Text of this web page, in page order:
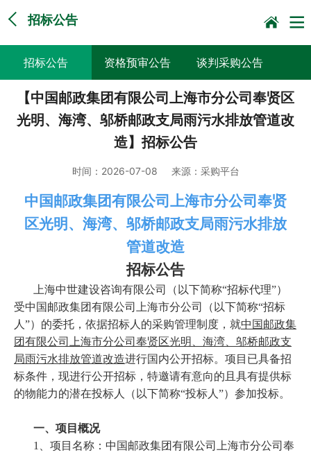
招标公告
招标公告 资格预审公告 谈判采购公告
询比采购公告 竞价采购公告 中标候选人公示
采购征求意见公告
竞争性谈判公告
【中国邮政集团有限公司上海市分公司奉贤区
光明、海湾、邬桥邮政支局雨污水排放管道改
造】招标公告
时间： 2026-07-08 来源： 采购平台
中国邮政集团有限公司上海市分公司奉贤
区光明、海湾、邬桥邮政支局雨污水排放
管道改造
招标公告
上海中世建设咨询有限公司（以下简称“招标代理”）
受中国邮政集团有限公司上海市分公司（以下简称“招标
人”）的委托，依据招标人的采购管理制度，就中国邮政集
团有限公司上海市分公司奉贤区光明、海湾、邬桥邮政支
局雨污水排放管道改造进行国内公开招标。项目已具备招
标条件，现进行公开招标，特邀请有意向的且具有提供标
的物能力的潜在投标人（以下简称“投标人”）参加投标。
一、 项目概况
1、项目名称：中国邮政集团有限公司上海市分公司奉